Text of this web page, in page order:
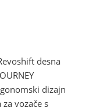
desna
dizajn
vozače s